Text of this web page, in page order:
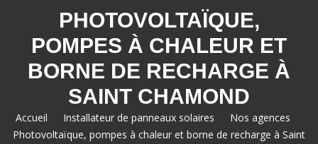
PHOTOVOLTAÏQUE,
POMPES À CHALEUR ET
BORNE DE RECHARGE À
SAINT CHAMOND
Accueil Installateur de panneaux solaires Nos agences
Photovoltaïque, pompes à chaleur et borne de recharge à Saint